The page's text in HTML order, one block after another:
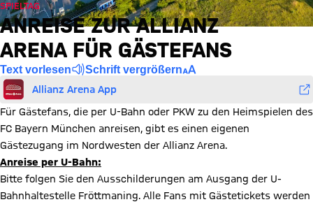
SPIELTAG
ANREISE ZUR ALLIANZ
ARENA FÜR GÄSTEFANS
Text vorlesen Schrift vergrößern
Allianz Arena App
Für Gästefans, die per U-Bahn oder PKW zu den Heimspielen des
FC Bayern München anreisen, gibt es einen eigenen
Gästezugang im Nordwesten der Allianz Arena.
Anreise per U-Bahn:
Bitte folgen Sie den Ausschilderungen am Ausgang der U-
Bahnhaltestelle Fröttmaning. Alle Fans mit Gästetickets werden